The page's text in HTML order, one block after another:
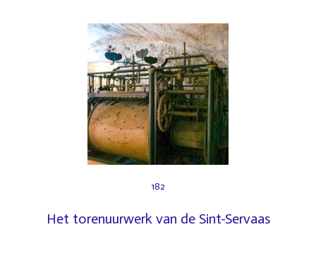
182
Het torenuurwerk van de Sint-Servaas